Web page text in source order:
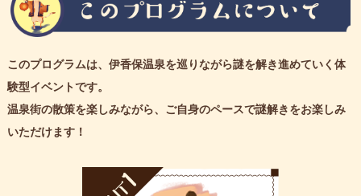
このプログラムは、伊香保温泉を巡りながら謎を解き進めていく体
験型イベントです。
温泉街の散策を楽しみながら、ご自身のペースで謎解きをお楽しみ
いただけます！